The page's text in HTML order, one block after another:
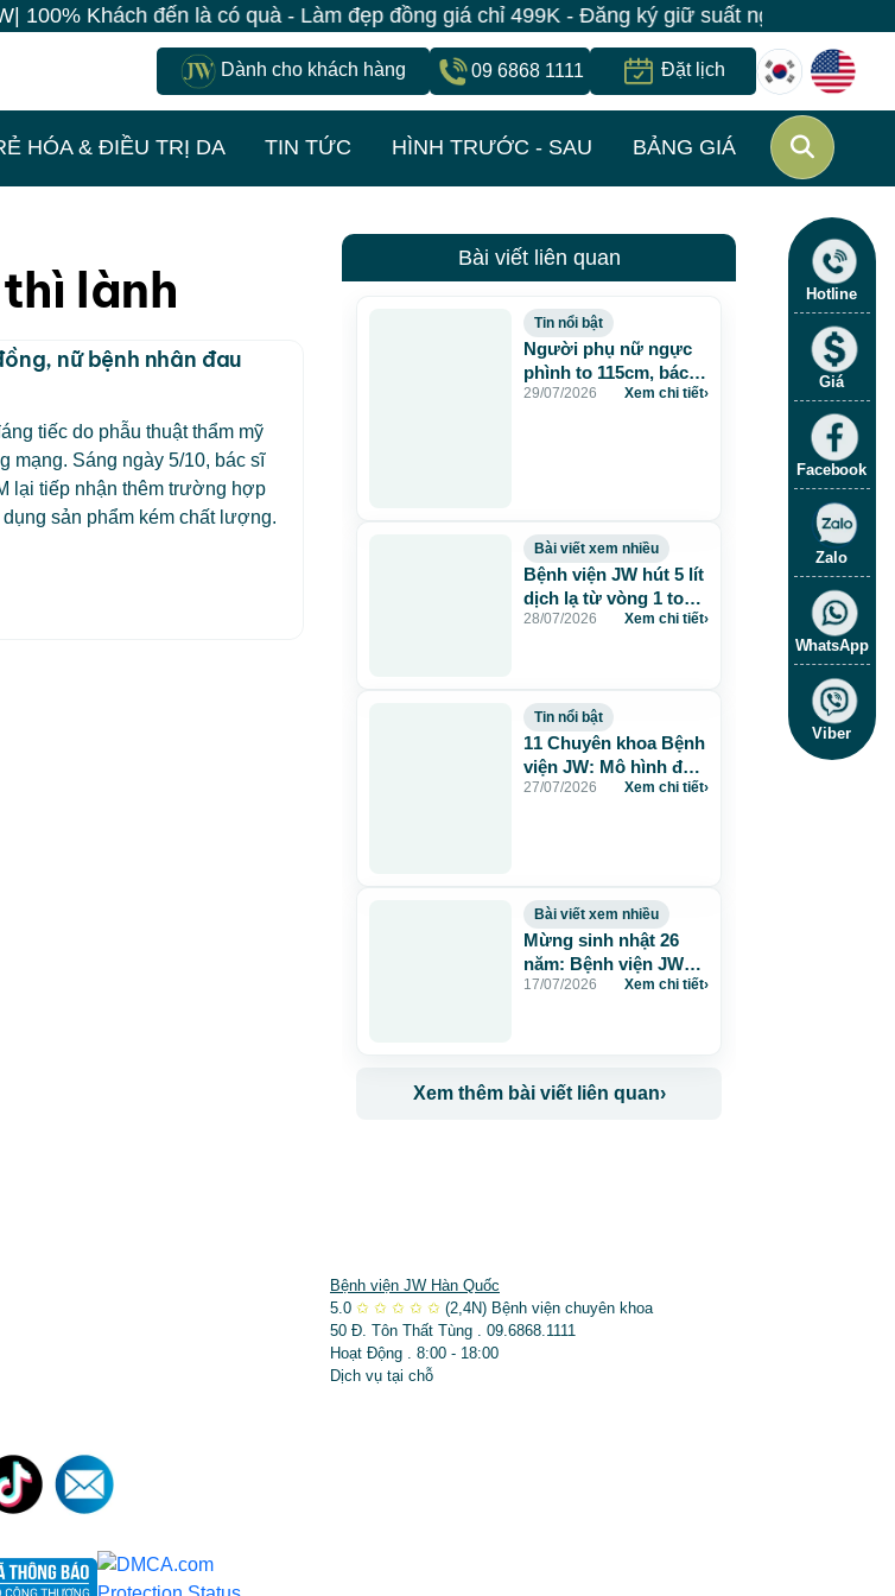
Khách đến là có quà - Làm đẹp đồng giá chỉ 499K - Đăng ký giữ suất ngay | Bệnh viện
Dành cho khách hàng 09 6868 1111 Đặt lịch
HÓA & ĐIỀU TRỊ DA TIN TỨC HÌNH TRƯỚC - SAU BẢNG GIÁ
lành
nữ bệnh nhân đau
tiếc do phẫu thuật thẩm mỹ
mạng. Sáng ngày 5/10, bác sĩ
lại tiếp nhận thêm trường hợp
sản phẩm kém chất lượng.
Bài viết liên quan
Tin nổi bật
Người phụ nữ ngực
phình to 115cm, bác sĩ
JW lấy gần 5 lít dịch
29/07/2026 Xem chi tiết›
Bài viết xem nhiều
Bệnh viện JW hút 5 lít
dịch lạ từ vòng 1 to
115cm do tiêm mỡ
28/07/2026 Xem chi tiết›
Tin nổi bật
11 Chuyên khoa Bệnh
viện JW: Mô hình đa
khoa chuẩn Hàn chăm
27/07/2026 Xem chi tiết›
Bài viết xem nhiều
Mừng sinh nhật 26
năm: Bệnh viện JW
tặng 260 suất thẩm
17/07/2026 Xem chi tiết›
Xem thêm bài viết liên quan›
Hotline
Giá
Facebook
Zalo
WhatsApp
Viber
Bệnh viện JW Hàn Quốc
5.0 ✩ ✩ ✩ ✩ ✩ (2,4N) Bệnh viện chuyên khoa
50 Đ. Tôn Thất Tùng . 09.6868.1111
Hoạt Động . 8:00 - 18:00
Dịch vụ tại chỗ